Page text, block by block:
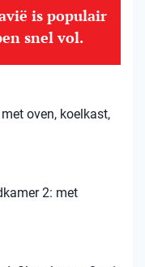
is populair
snel vol.
oven, koelkast,
2: met